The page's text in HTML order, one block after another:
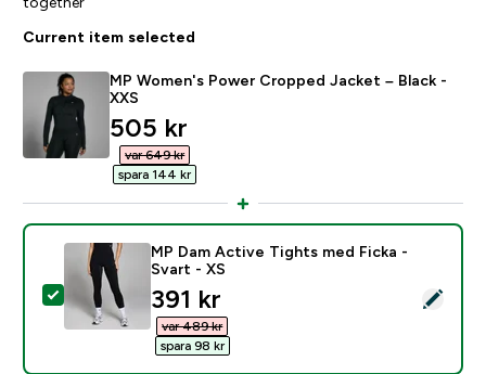
Current item selected
MP Women's Power Cropped Jacket – Black -
XXS
discounted price
505 kr‎
var 649 kr‎
spara 144 kr‎
Select this product - MP Dam Active Tights med
MP Dam Active Tights med Ficka -
Svart - XS
discounted price
391 kr‎
var 489 kr‎
spara 98 kr‎